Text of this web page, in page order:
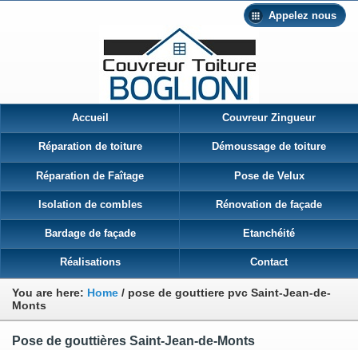
Appelez nous
Accueil Couvreur Zingueur
Réparation de toiture Démoussage de toiture
Réparation de Faîtage Pose de Velux
Isolation de combles Rénovation de façade
Bardage de façade Etanchéité
Réalisations Contact
You are here: Home / pose de gouttiere pvc Saint-Jean-de-
Monts
Pose de gouttières Saint-Jean-de-Monts